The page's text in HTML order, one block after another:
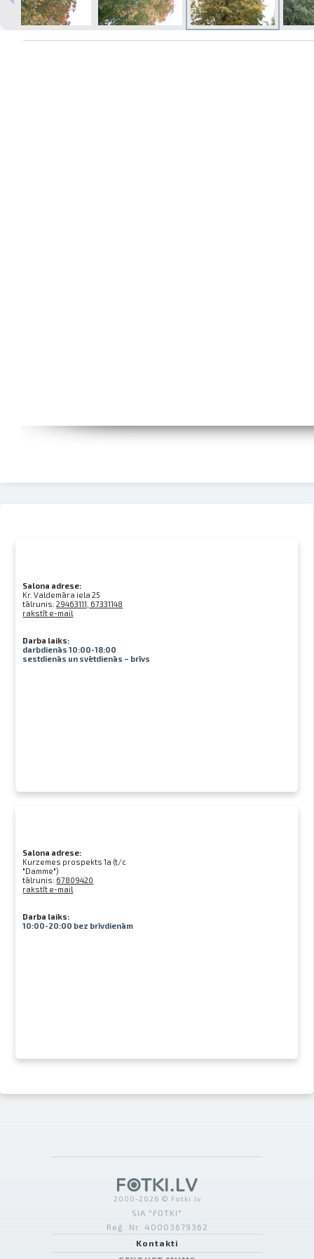
Izdrukas 1h laikā Rīgā – pasūtiet
Salona adrese:
Kr. Valdemāra iela 25
tālrunis:29463111, 67331148
rakstīt e-mail
Darba laiks:
darbdienās 10:00-18:00
sestdienās un svētdienās – brīvs
Salona adrese:
Kurzemes prospekts 1a (t/c
"Damme")
tālrunis: 67809420
rakstīt e-mail
Darba laiks:
10:00-20:00 bez brīvdienām
2000-2026 © Fotki.lv
SIA "FOTKI"
Reģ. Nr. 40003679362
Kontakti